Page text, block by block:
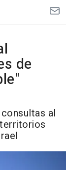
de
al